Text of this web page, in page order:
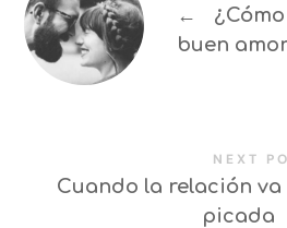
←
buen
NEXT
Cuando la relación va
picada